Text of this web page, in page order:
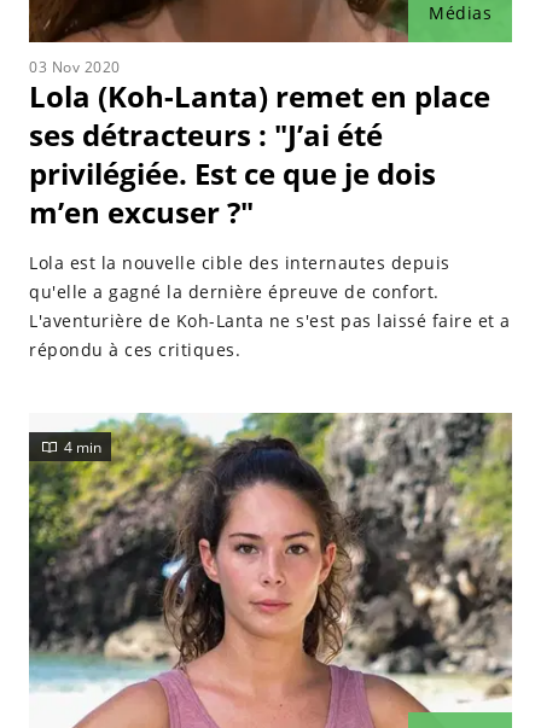
Médias
03 Nov 2020
Lola (Koh-Lanta) remet en place
ses détracteurs : "J’ai été
privilégiée. Est ce que je dois
m’en excuser ?"
Lola est la nouvelle cible des internautes depuis
qu'elle a gagné la dernière épreuve de confort.
L'aventurière de Koh-Lanta ne s'est pas laissé faire et a
répondu à ces critiques.
4 min